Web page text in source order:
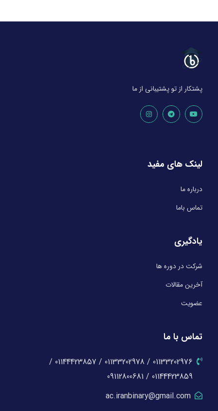
پشتکار از تو پشتیبانی از ما
لینک های مفید
درباره ما
تماس باما
یادگیری
شرکت در دوره ها
آخرین مقالات
عضویت
تماس با ما
01133202976 / 01133202978 / 01144423857 /
01144423859 / 09112800681
ac.iranbinary@gmail.com